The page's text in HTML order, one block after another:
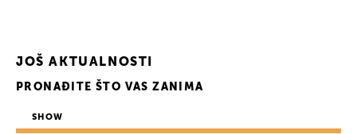
JOŠ AKTUALNOSTI
PRONAĐITE ŠTO VAS ZANIMA
SHOW